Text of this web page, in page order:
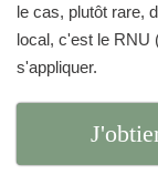
le cas, plutôt rare,
local, c'est le RNU
s'appliquer.